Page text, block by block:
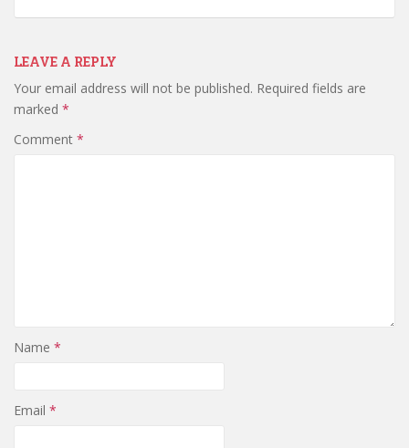
LEAVE A REPLY
Your email address will not be published. Required fields are
marked *
Comment *
Name *
Email *